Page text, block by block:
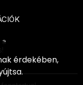
a
érdekében,